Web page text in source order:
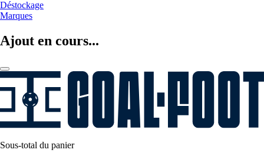
Déstockage
Marques
Ajout en cours...
Sous-total du panier